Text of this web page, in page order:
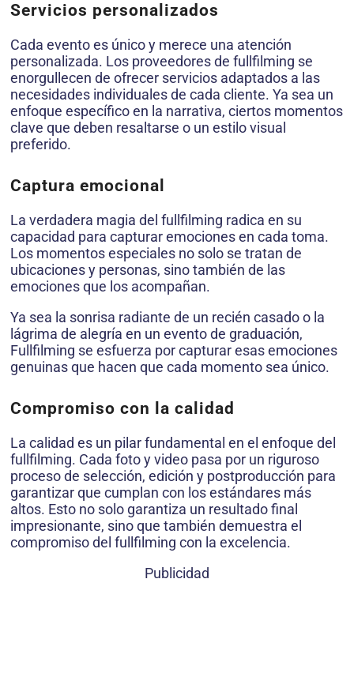
Servicios personalizados
Cada evento es único y merece una atención
personalizada. Los proveedores de fullfilming se
enorgullecen de ofrecer servicios adaptados a las
necesidades individuales de cada cliente. Ya sea un
enfoque específico en la narrativa, ciertos momentos
clave que deben resaltarse o un estilo visual
preferido.
Captura emocional
La verdadera magia del fullfilming radica en su
capacidad para capturar emociones en cada toma.
Los momentos especiales no solo se tratan de
ubicaciones y personas, sino también de las
emociones que los acompañan.
Ya sea la sonrisa radiante de un recién casado o la
lágrima de alegría en un evento de graduación,
Fullfilming se esfuerza por capturar esas emociones
genuinas que hacen que cada momento sea único.
Compromiso con la calidad
La calidad es un pilar fundamental en el enfoque del
fullfilming. Cada foto y video pasa por un riguroso
proceso de selección, edición y postproducción para
garantizar que cumplan con los estándares más
altos. Esto no solo garantiza un resultado final
impresionante, sino que también demuestra el
compromiso del fullfilming con la excelencia.
Publicidad